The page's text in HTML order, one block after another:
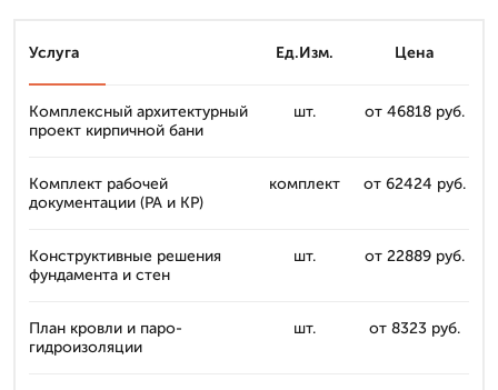
Услуга Ед.Изм. Цена
Комплексный архитектурный
проект кирпичной бани
шт. от 46818 руб.
Комплект рабочей
документации (РА и КР)
комплект от 62424 руб.
Конструктивные решения
фундамента и стен
шт. от 22889 руб.
План кровли и паро-
гидроизоляции
шт. от 8323 руб.